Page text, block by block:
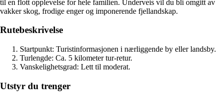
til en flott opplevelse for hele familien. Underveis vil du bli omgitt av
vakker skog, frodige enger og imponerende fjellandskap.
Rutebeskrivelse
Startpunkt: Turistinformasjonen i nærliggende by eller landsby.
Turlengde: Ca. 5 kilometer tur-retur.
Vanskelighetsgrad: Lett til moderat.
Utstyr du trenger